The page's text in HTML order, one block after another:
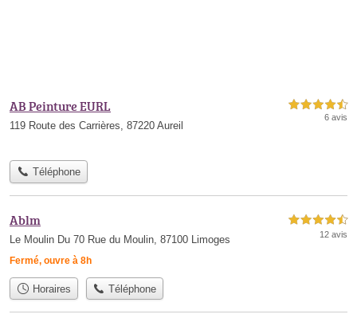
AB Peinture EURL
119 Route des Carrières, 87220 Aureil
4,5 étoiles sur 5
6 avis
Téléphone
Ablm
Le Moulin Du 70 Rue du Moulin, 87100 Limoges
Fermé, ouvre à 8h
4,5 étoiles sur 5
12 avis
Horaires Téléphone